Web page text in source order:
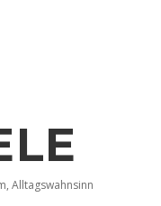
Alltagswahnsinn